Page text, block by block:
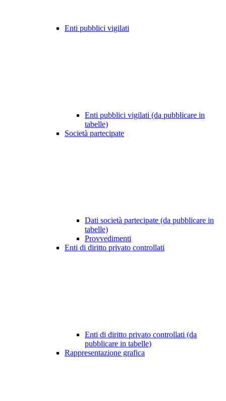
Enti pubblici vigilati
Enti pubblici vigilati (da pubblicare in
tabelle)
Società partecipate
Dati società partecipate (da pubblicare in
tabelle)
Provvedimenti
Enti di diritto privato controllati
Enti di diritto privato controllati (da
pubblicare in tabelle)
Rappresentazione grafica